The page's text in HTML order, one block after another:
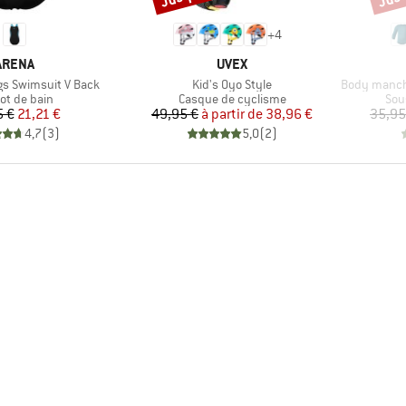
Swimsuit V Back
group
de bain
Prix
€Prix réduit
21,21 €
4,7(3)
+4
MARQUE
UVEX
Article
Kid's Oyo Style
Product group
Casque de cyclisme
Prix
49,95 € Prix réduit
à partir de 38,96 €
5,0(2)
Article
Body manches